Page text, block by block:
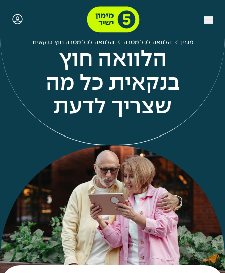
מגזין הלוואה לכל מטרה הלוואה לכל מטרה חוץ בנקאית
הלוואה חוץ
בנקאית כל מה
שצריך לדעת